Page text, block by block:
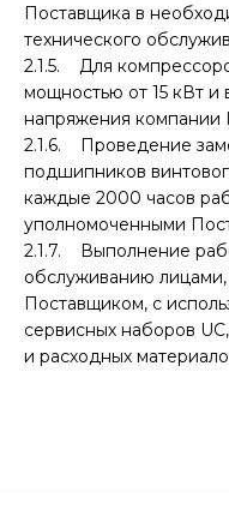
Поставщика в
технического
2.1.5. Для
мощностью от 15 кВт и
напряжения компании
2.1.6. Проведение
подшипников
каждые 2000 часов
уполномоченными
2.1.7. Выполнение
обслуживанию
Поставщиком, с
сервисных наборов
и расходных